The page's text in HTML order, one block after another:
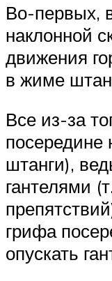
Во-первых,
наклонной
движения
в жиме
Все из-за
посередине
штанги),
гантелями
грифа
опускать